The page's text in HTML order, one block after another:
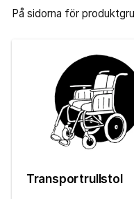
På sidorna för
Transportrullstol